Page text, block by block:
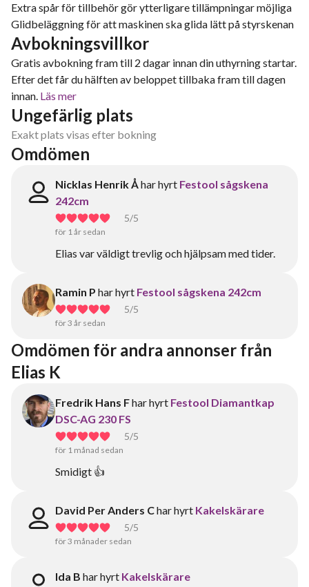
Extra spår för tillbehör gör ytterligare tillämpningar möjliga
Glidbeläggning för att maskinen ska glida lätt på styrskenan
Avbokningsvillkor
Gratis avbokning fram till 2 dagar innan din uthyrning startar.
Efter det får du hälften av beloppet tillbaka fram till dagen
innan. Läs mer
Ungefärlig plats
Exakt plats visas efter bokning
Omdömen
Nicklas Henrik Åhar hyrt Festool sågskena
242cm
5/5
för 1 år sedan
Elias var väldigt trevlig och hjälpsam med tider.
Ramin P har hyrt Festool sågskena 242cm
5/5
för 3 år sedan
Omdömen för andra annonser från
Elias K
Fredrik Hans Fhar hyrt Festool Diamantkap
DSC-AG 230 FS
5/5
för 1 månad sedan
Smidigt 👍
David Per Anders Char hyrt Kakelskärare
5/5
för 3 månader sedan
Ida B har hyrt Kakelskärare